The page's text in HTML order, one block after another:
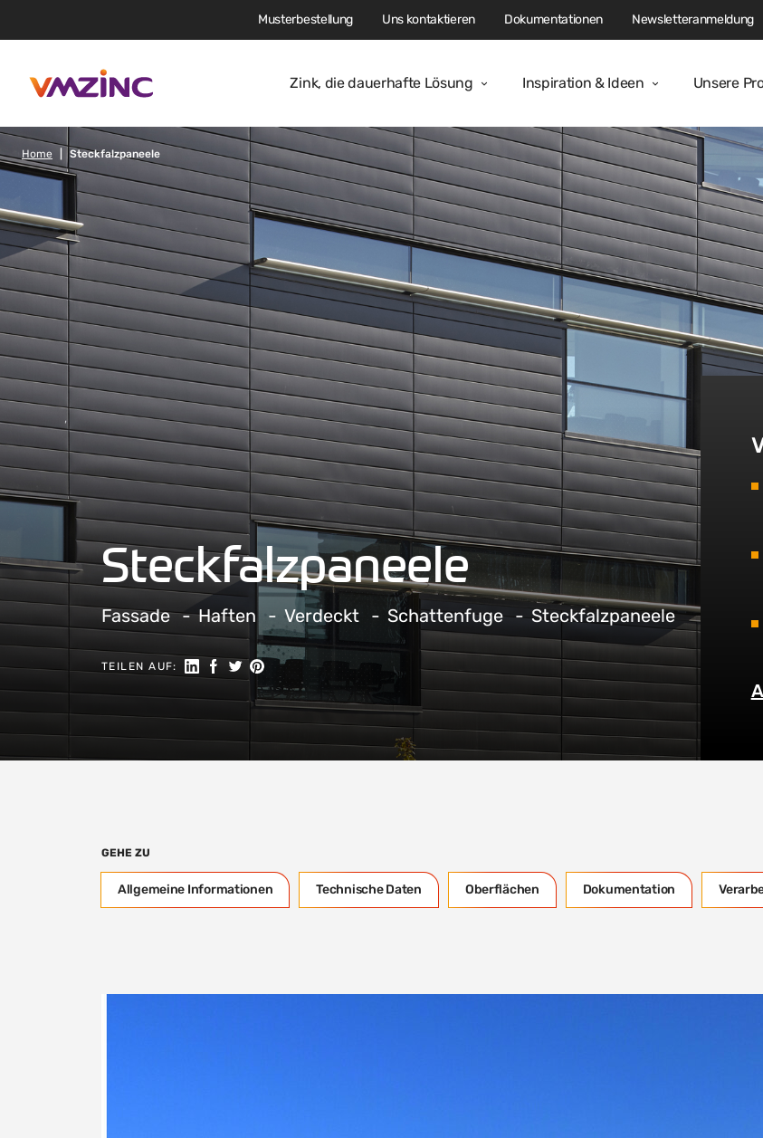
Zink, die dauerhafte Lösung Inspiration & Ideen Unsere
Musterbestellung Uns kontaktieren Dokumentationen Newsletteranmeldung
Home Steckfalzpaneele
Steckfalzpaneele
Fassade Haften Verdeckt Schattenfuge Steckfalzpaneele
TEILEN AUF: Auf LinkedIn teilen
Auf Facebook teilen
Auf Twitter teilen
Auf Pinterest teilen
GEHE ZU
Allgemeine Informationen Technische Daten Oberflächen Dokumentation